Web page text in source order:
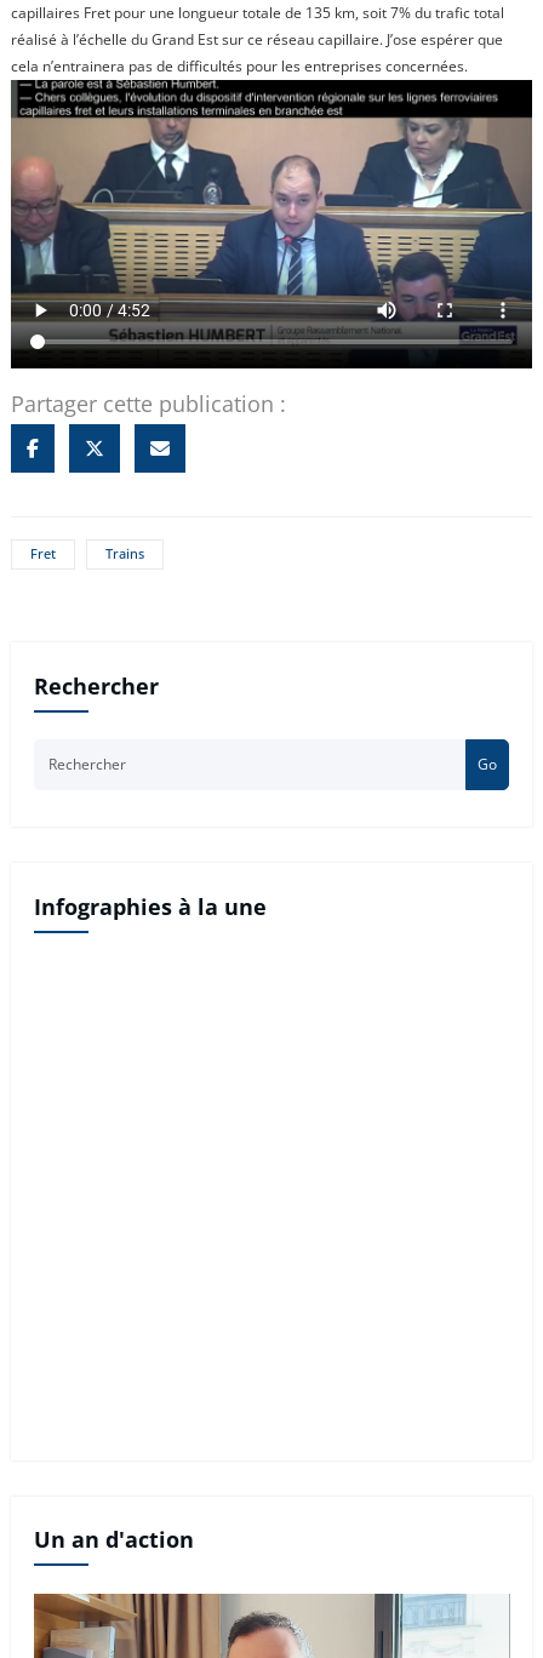
capillaires Fret pour une longueur totale de 135 km, soit 7% du trafic total
réalisé à l’échelle du Grand Est sur ce réseau capillaire. J’ose espérer que
cela n’entrainera pas de difficultés pour les entreprises concernées.
Partager cette publication :
Fret Trains
Rechercher
Go
Infographies à la une
Un an d'action